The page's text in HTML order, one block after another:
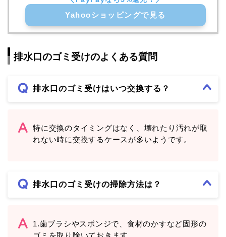
Yahooショッピングで見る
排水口のゴミ受けのよくある質問
排水口のゴミ受けはいつ交換する？
特に交換のタイミングはなく、壊れたり汚れが取
れない時に交換するケースが多いようです。
排水口のゴミ受けの掃除方法は？
1.歯ブラシやスポンジで、食材のかすなど固形の
ゴミを取り除いておきます。